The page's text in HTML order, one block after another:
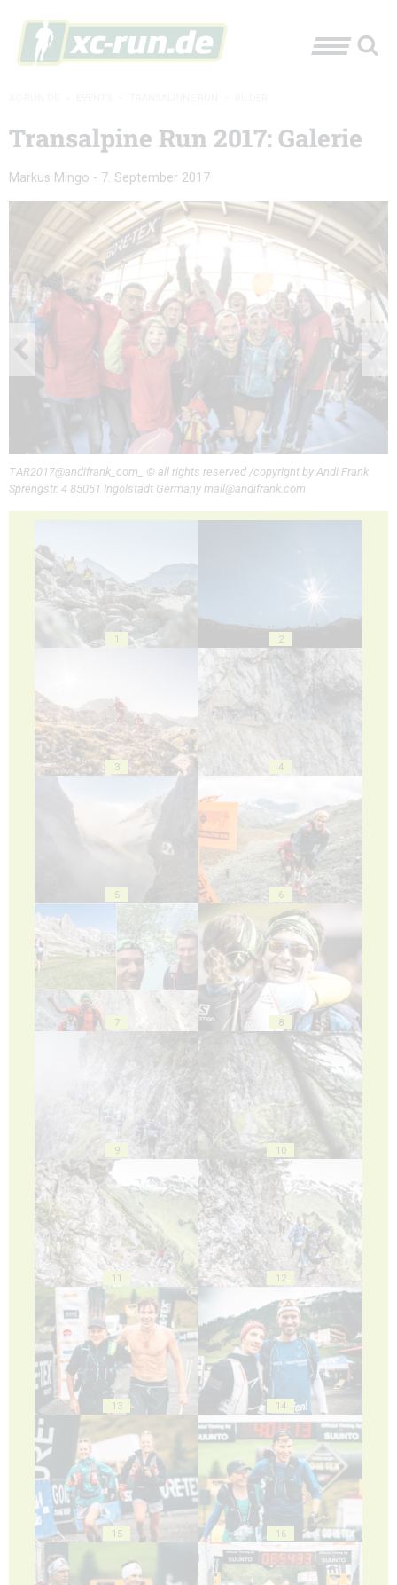
Transalpine Run 2017: Galerie
Markus Mingo - 7. September 2017
TAR2017@andifrank_com_ © all rights reserved /copyright by Andi Frank
Sprengstr. 4 85051 Ingolstadt Germany mail@andifrank.com
1 2
3 4
5 6
7 8
9 10
11 12
13 14
15 16